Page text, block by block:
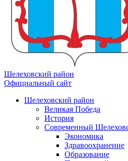
Шелеховский район
Официальный сайт
Шелеховский район
Великая Победа
История
Современный
Экономика
Здравоохранение
Образование